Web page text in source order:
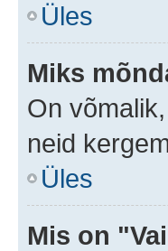
Üles
Miks
On
neid
Üles
Mis on